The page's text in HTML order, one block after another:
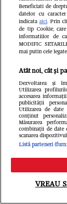
„Era
Fractura
Meniu
Beneficiati de
datelor cu
indicataaici. Prin
de tip Cookie,
informatiilor de
MODIFIC
mai putin cele
Atât noi, cât și
Dezvoltarea și
Utilizarea
accesarea
publicității
Utilizarea de date
conținut
Măsurarea
combinații de date
scanarea
Listă parteneri
VREAU